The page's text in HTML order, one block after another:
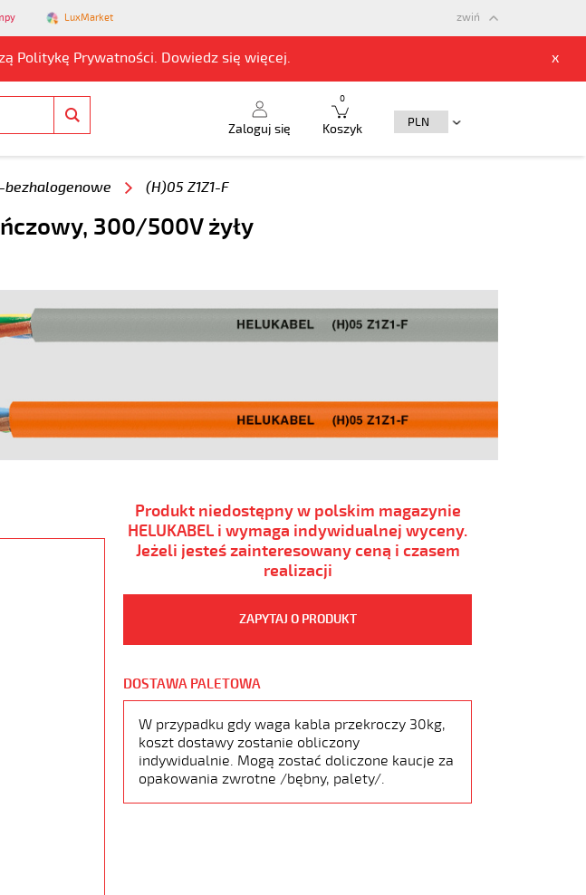
LuxMarket
Politykę Prywatności. Dowiedz się więcej. x
zwiń
Zaloguj się Koszyk
0
(H)05 Z1Z1-F
300/500V żyły
Produkt niedostępny w polskim magazynie
HELUKABEL i wymaga indywidualnej wyceny.
Jeżeli jesteś zainteresowany ceną i czasem
realizacji
ZAPYTAJ O PRODUKT
DOSTAWA PALETOWA
W przypadku gdy waga kabla przekroczy 30kg,
koszt dostawy zostanie obliczony
indywidualnie. Mogą zostać doliczone kaucje za
opakowania zwrotne /bębny, palety/.